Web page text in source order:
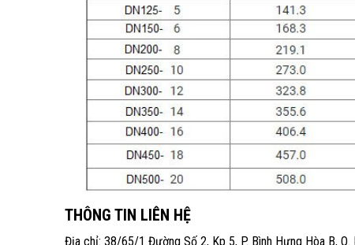
THÔNG TIN LIÊN HỆ
Địa chỉ: 38/65/1 Đường Số 2, Kp 5, P. Bình Hưng Hòa B, Q.